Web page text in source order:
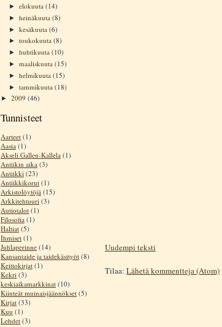
►elokuuta(14)
►heinäkuuta(8)
►kesäkuuta(6)
►toukokuuta(8)
►huhtikuuta(10)
►maaliskuuta(15)
►helmikuuta(15)
►tammikuuta(18)
► 2009 (46)
Tunnisteet
Aarteet (1)
Aasia (1)
Akseli Gallen-Kallela (1)
Antiikin aika (3)
Antiikki (23)
Antiikkikorut (1)
Arkistolöytöjä (15)
Arkkitehtuuri (3)
Autiotalot (1)
Filosofia (1)
Haltiat (5)
Ihmiset (1)
Juhlaperinne (14)
Kansantaide ja taidekäsityöt (8)
Keittokirjat (1)
Kekri (3)
keskiaikamarkkinat (10)
Kiinteät muinaisjäännökset (5)
Kirjat (33)
Kuu (1)
Lehdet (3)
Uudempi teksti
Tilaa: Lähetä kommentteja (Atom)